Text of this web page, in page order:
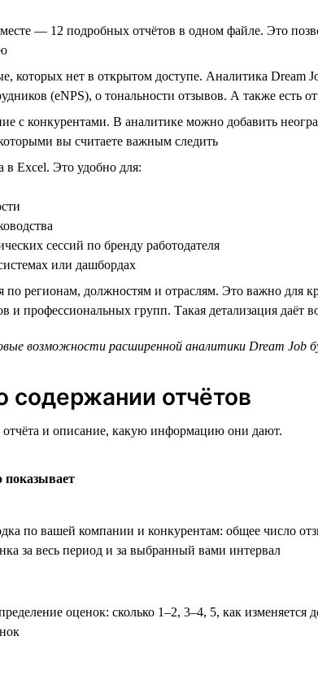
— 12 подробных отчётов в одном файле. Это
которых нет в открытом доступе. Аналитика
(eNPS), о тональности отзывов. А также
с конкурентами. В аналитике можно добавить
вы считаете важным следить
в Excel. Это удобно для:
сессий по бренду работодателя
или дашбордах
по регионам, должностям и отраслям. Это важно для
и профессиональных групп. Такая детализация даёт
возможности расширенной аналитики Dream Job
содержании отчётов
и описание, какую информацию они дают.
показывает
по вашей компании и конкурентам: общее число
за весь период и за выбранный вами интервал
оценок: сколько 1–2, 3–4, 5, как изменяется